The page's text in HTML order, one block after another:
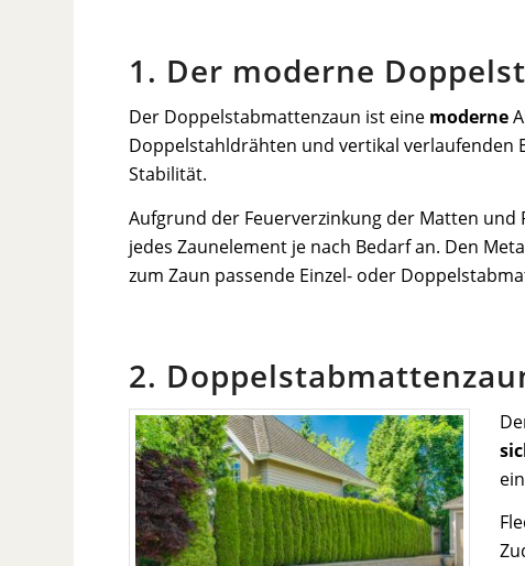
1. Der moderne
Der Doppelstabmattenzaun ist eine moderne
Doppelstahldrähten und vertikal verlaufenden
Stabilität.
Aufgrund der Feuerverzinkung der Matten und
jedes Zaunelement je nach Bedarf an. Den
zum Zaun passende Einzel- oder
2.